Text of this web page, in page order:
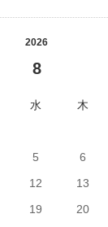
2026
8
水 木
5 6
12 13
19 20